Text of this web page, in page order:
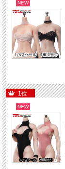
NEW
1位
NEW